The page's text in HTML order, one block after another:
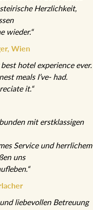
von Bad Aussee –
Herzlichkeit,
wieder.“
Wien
hotel experience ever.
meals I’ve- had.
it.“
mit erstklassigen
Service und